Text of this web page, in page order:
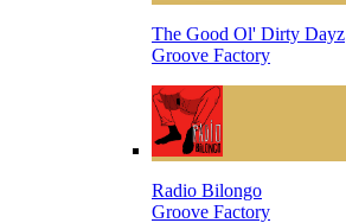
The Good Ol' Dirty Dayz
Groove Factory
Radio Bilongo
Groove Factory